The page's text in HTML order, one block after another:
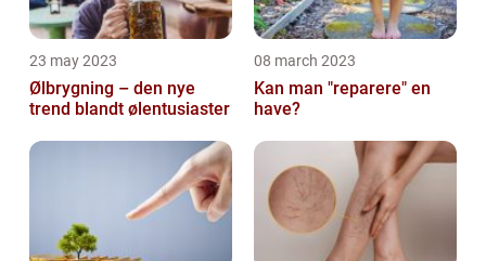
23 may 2023
Ølbrygning – den nye
trend blandt ølentusiaster
08 march 2023
Kan man "reparere" en
have?